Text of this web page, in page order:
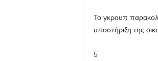
Το γκρουπ
υποστήριξη της
5